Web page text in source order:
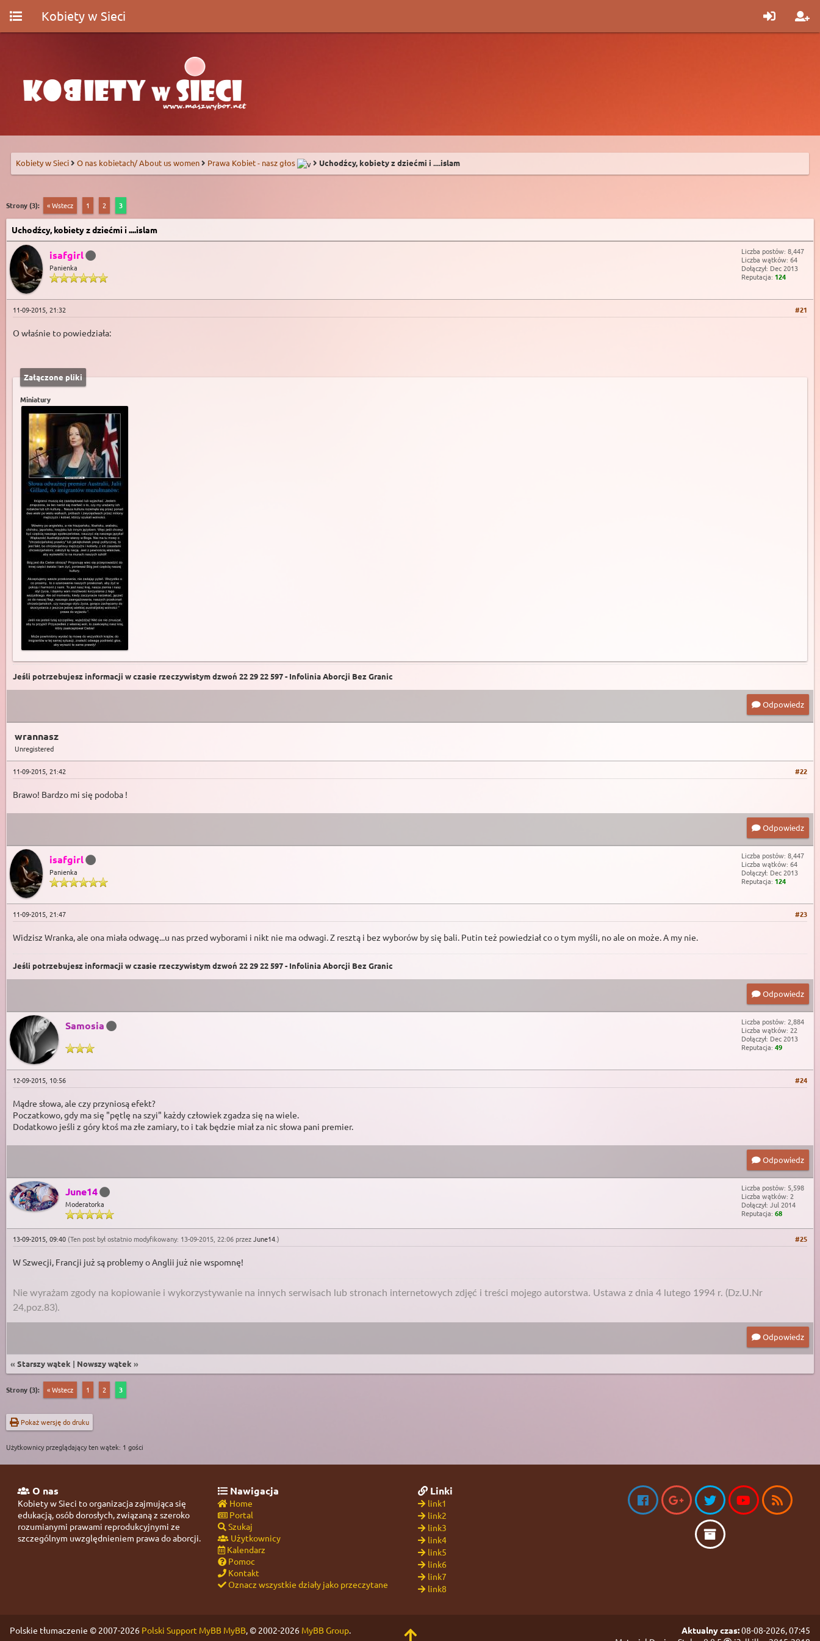
Kobiety w Sieci
Kobiety w Sieci O nas kobietach/ About us women Prawa Kobiet - nasz głos Uchodźcy, kobiety z dziećmi i ....islam
Strony (3): « Wstecz 1 2 3
Uchodźcy, kobiety z dziećmi i ....islam
isafgirl
Panienka
Liczba postów: 8,447
Liczba wątków: 64
Dołączył: Dec 2013
Reputacja: 124
#21
11-09-2015, 21:32
O właśnie to powiedziała:
Załączone pliki
Miniatury
Jeśli potrzebujesz informacji w czasie rzeczywistym dzwoń 22 29 22 597 - Infolinia Aborcji Bez Granic
Odpowiedz
wrannasz
Unregistered
#22
11-09-2015, 21:42
Brawo! Bardzo mi się podoba !
Odpowiedz
isafgirl
Panienka
Liczba postów: 8,447
Liczba wątków: 64
Dołączył: Dec 2013
Reputacja: 124
#23
11-09-2015, 21:47
Widzisz Wranka, ale ona miała odwagę...u nas przed wyborami i nikt nie ma odwagi. Z resztą i bez wyborów by się bali. Putin też powiedział co o tym myśli, no ale on może. A my nie.
Jeśli potrzebujesz informacji w czasie rzeczywistym dzwoń 22 29 22 597 - Infolinia Aborcji Bez Granic
Odpowiedz
Samosia
Liczba postów: 2,884
Liczba wątków: 22
Dołączył: Dec 2013
Reputacja: 49
#24
12-09-2015, 10:56
Mądre słowa, ale czy przyniosą efekt?
Poczatkowo, gdy ma się "pętlę na szyi" każdy człowiek zgadza się na wiele.
Dodatkowo jeśli z góry ktoś ma złe zamiary, to i tak będzie miał za nic słowa pani premier.
Odpowiedz
June14
Moderatorka
Liczba postów: 5,598
Liczba wątków: 2
Dołączył: Jul 2014
Reputacja: 68
#25
13-09-2015, 09:40 (Ten post był ostatnio modyfikowany: 13-09-2015, 22:06 przezJune14)
W Szwecji, Francji już są problemy o Anglii już nie wspomnę!
Nie wyrażam zgody na kopiowanie i wykorzystywanie na innych serwisach lub stronach internetowych zdjęć i treści mojego autorstwa. Ustawa z dnia 4 lutego 1994 r. (Dz.U.Nr
24,poz.83).
Odpowiedz
« Starszy wątek | Nowszy wątek »
Strony (3): « Wstecz 1 2 3
Pokaż wersję do druku
Użytkownicy przeglądający ten wątek: 1 gości
O nas
Kobiety w Sieci to organizacja zajmująca się
edukacją, osób dorosłych, związaną z szeroko
rozumianymi prawami reprodukcyjnymi ze
szczególnym uwzględnieniem prawa do aborcji.
Nawigacja
Home
Portal
Szukaj
Użytkownicy
Kalendarz
Pomoc
Kontakt
Oznacz wszystkie działy jako przeczytane
Linki
link1
link2
link3
link4
link5
link6
link7
link8
Polskie tłumaczenie © 2007-2026 Polski Support MyBB MyBB, © 2002-2026 MyBB Group. Aktualny czas:08-08-2026, 07:45